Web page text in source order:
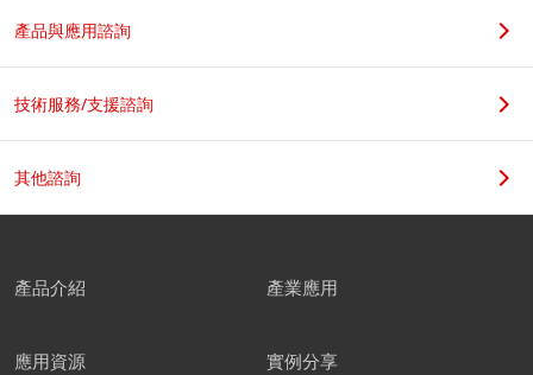
產品與應用諮詢
技術服務/支援諮詢
其他諮詢
產品介紹 產業應用
應用資源 實例分享